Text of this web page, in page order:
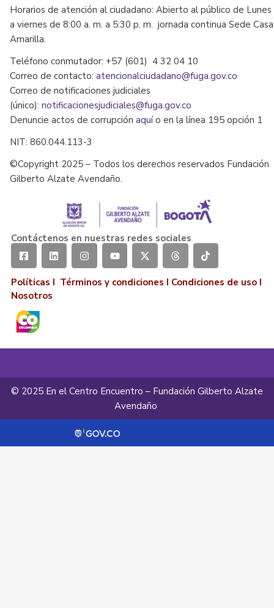
Horarios de atención al ciudadano: Abierto al público de Lunes
a viernes de 8:00 a. m. a 5:30 p. m. jornada continua Sede Casa
Amarilla.
Teléfono conmutador: +57 (601) 4 32 04 10
Correo de contacto: atencionalciudadano@fuga.gov.co
Correo de notificaciones judiciales
(único): notificacionesjudiciales@fuga.gov.co
Denuncie actos de corrupción aquío en la línea 195 opción 1
NIT: 860.044.113-3
©Copyright 2025 – Todos los derechos reservados Fundación
Gilberto Alzate Avendaño.
Contáctenos en nuestras redes sociales
Políticas I Términos y condiciones I Condiciones de uso I
Nosotros
© 2025 En el Centro Encuentro – Fundación Gilberto Alzate
Avendaño